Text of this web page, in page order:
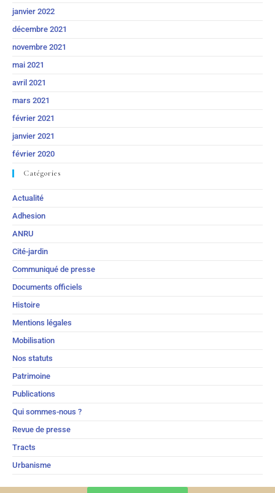
janvier 2022
décembre 2021
novembre 2021
mai 2021
avril 2021
mars 2021
février 2021
janvier 2021
février 2020
Catégories
Actualité
Adhesion
ANRU
Cité-jardin
Communiqué de presse
Documents officiels
Histoire
Mentions légales
Mobilisation
Nos statuts
Patrimoine
Publications
Qui sommes-nous ?
Revue de presse
Tracts
Urbanisme